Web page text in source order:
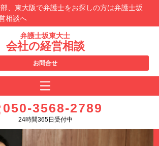
、東大阪で弁護士をお探しの方は弁護士坂
相談へ
弁護士坂東大士
会社の経営相談
お問合せ
050-3568-2789
24時間365日受付中